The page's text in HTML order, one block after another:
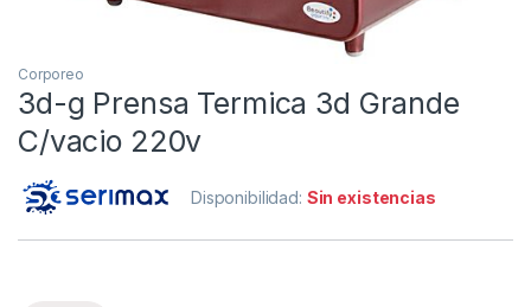
Corporeo
3d-g Prensa Termica 3d Grande
C/vacio 220v
Disponibilidad: Sin existencias